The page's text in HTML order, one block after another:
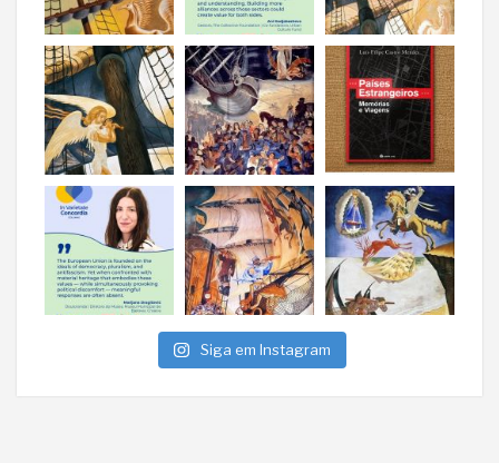
Siga em Instagram